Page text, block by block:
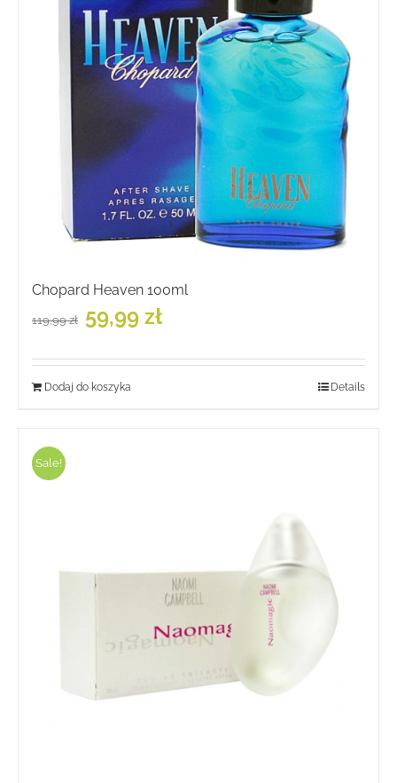
Chopard Heaven 100ml
119,99zł
Pierwotna
cena
119,99 zł.
59,99 złcena
59,99 zł.
Dodaj do koszyka Details
Sale!